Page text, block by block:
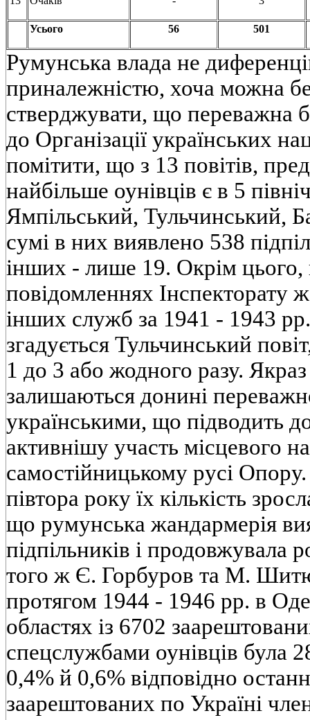
Усього 56 501
Румунська влада не
приналежністю, хоча можна
стверджувати, що переважна
до Організації українських
помітити, що з 13 повітів,
найбільше оунівців є в 5
Ямпільський, Тульчинський,
сумі в них виявлено 538
інших - лише 19. Окрім цього,
повідомленнях Інспекторату
інших служб за 1941 - 1943
згадується Тульчинський
1 до 3 або жодного разу. Якраз
залишаються донині
українськими, що підводить
активнішу участь місцевого
самостійницькому русі
півтора року їх кількість
що румунська жандармерія
підпільників і продовжувала
того ж Є. Горбуров та М.
протягом 1944 - 1946 рр. в
областях із 6702
спецслужбами оунівців була
0,4% й 0,6% відповідно
заарештованих по Україні